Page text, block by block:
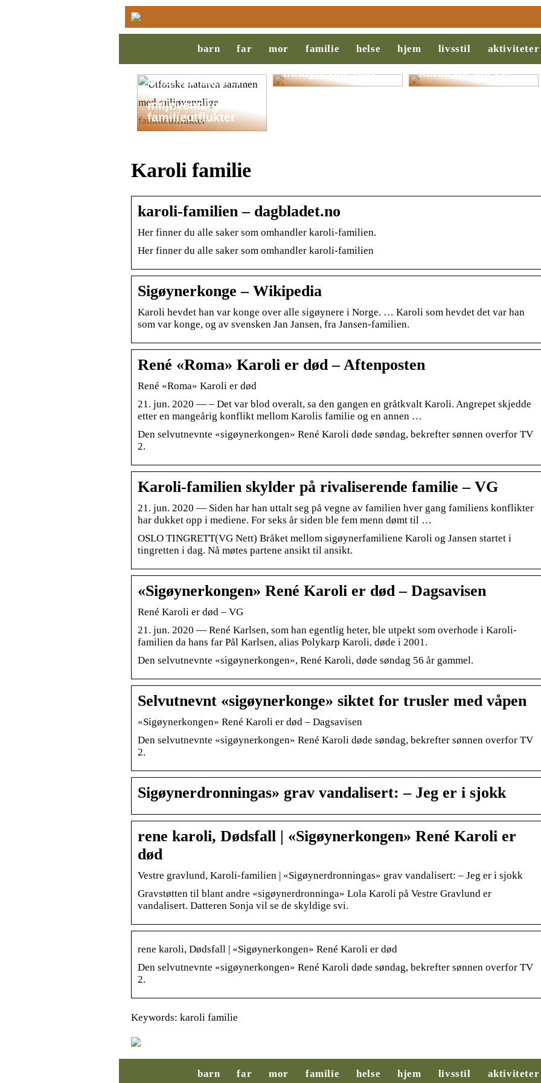
barn far mor familie helse hjem livsstil aktiviteter
Utforske naturen
miljøvennlige
familieutflukter
Slik legger du til
rette for et
innbydende bad
Behovsanalyse:
Nøkkelen til
kundeforståelse
Karoli familie
karoli-familien – dagbladet.no
Her finner du alle saker som omhandler karoli-familien.
Her finner du alle saker som omhandler karoli-familien
Sigøynerkonge – Wikipedia
Karoli hevdet han var konge over alle sigøynere i Norge. … Karoli som hevdet det var han
som var konge, og av svensken Jan Jansen, fra Jansen-familien.
René «Roma» Karoli er død – Aftenposten
René «Roma» Karoli er død
21. jun. 2020 — – Det var blod overalt, sa den gangen en gråtkvalt Karoli. Angrepet skjedde
etter en mangeårig konflikt mellom Karolis familie og en annen …
Den selvutnevnte «sigøynerkongen» René Karoli døde søndag, bekrefter sønnen overfor TV
2.
Karoli-familien skylder på rivaliserende familie – VG
21. jun. 2020 — Siden har han uttalt seg på vegne av familien hver gang familiens konflikter
har dukket opp i mediene. For seks år siden ble fem menn dømt til …
OSLO TINGRETT(VG Nett) Bråket mellom sigøynerfamiliene Karoli og Jansen startet i
tingretten i dag. Nå møtes partene ansikt til ansikt.
«Sigøynerkongen» René Karoli er død – Dagsavisen
René Karoli er død – VG
21. jun. 2020 — René Karlsen, som han egentlig heter, ble utpekt som overhode i Karoli-
familien da hans far Pål Karlsen, alias Polykarp Karoli, døde i 2001.
Den selvutnevnte «sigøynerkongen», René Karoli, døde søndag 56 år gammel.
Selvutnevnt «sigøynerkonge» siktet for trusler med våpen
«Sigøynerkongen» René Karoli er død – Dagsavisen
Den selvutnevnte «sigøynerkongen» René Karoli døde søndag, bekrefter sønnen overfor TV
2.
Sigøynerdronningas» grav vandalisert: – Jeg er i sjokk
rene karoli, Dødsfall | «Sigøynerkongen» René Karoli er
død
Vestre gravlund, Karoli-familien | «Sigøynerdronningas» grav vandalisert: – Jeg er i sjokk
Gravstøtten til blant andre «sigøynerdronninga» Lola Karoli på Vestre Gravlund er
vandalisert. Datteren Sonja vil se de skyldige svi.
rene karoli, Dødsfall | «Sigøynerkongen» René Karoli er død
Den selvutnevnte «sigøynerkongen» René Karoli døde søndag, bekrefter sønnen overfor TV
2.
Keywords: karoli familie
barn far mor familie helse hjem livsstil aktiviteter
Slik legger du til
rette for et
Behovsanalyse:
Nøkkelen til